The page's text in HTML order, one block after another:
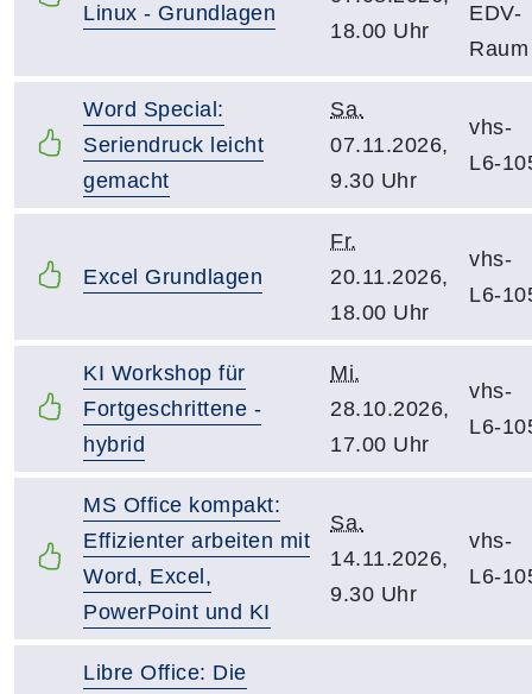
Linux - Grundlagen
18.00 Uhr
EDV-
Raum
Word Special:
Seriendruck leicht
gemacht
Sa.
07.11.2026,
9.30 Uhr
vhs-
L6-
Excel Grundlagen
Fr.
20.11.2026,
18.00 Uhr
vhs-
L6-
KI Workshop für
Fortgeschrittene -
hybrid
Mi.
28.10.2026,
17.00 Uhr
vhs-
L6-
MS Office kompakt:
Effizienter arbeiten mit
Word, Excel,
PowerPoint und KI
Sa.
14.11.2026,
9.30 Uhr
vhs-
L6-
Libre Office: Die